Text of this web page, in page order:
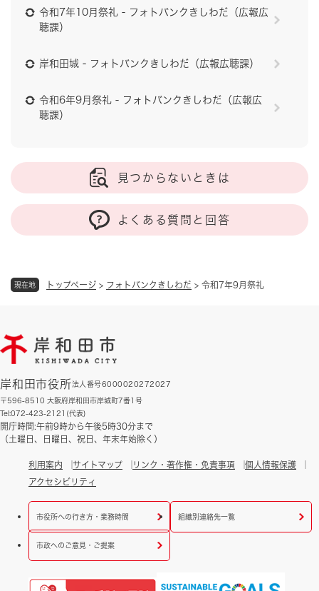
現在地 トップページ > フォトバンクきしわだ > 令和7年9月祭礼
令和7年10月祭礼 - フォトバンクきしわだ（広報広
聴課）
岸和田城 - フォトバンクきしわだ（広報広聴課）
令和6年9月祭礼 - フォトバンクきしわだ（広報広
聴課）
見つからないときは
よくある質問と回答
岸和田市役所法人番号6000020272027
〒596-8510 大阪府岸和田市岸城町7番1号
Tel:072-423-2121(代表)
開庁時間:午前9時から午後5時30分まで
（土曜日、日曜日、祝日、年末年始除く）
利用案内 サイトマップ リンク・著作権・免責事項
個人情報保護
アクセシビリティ
市役所への行き方・業務時間 組織別連絡先一覧
市政へのご意見・ご提案